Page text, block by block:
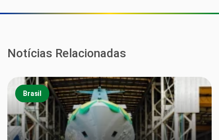
Notícias Relacionadas
Brasil